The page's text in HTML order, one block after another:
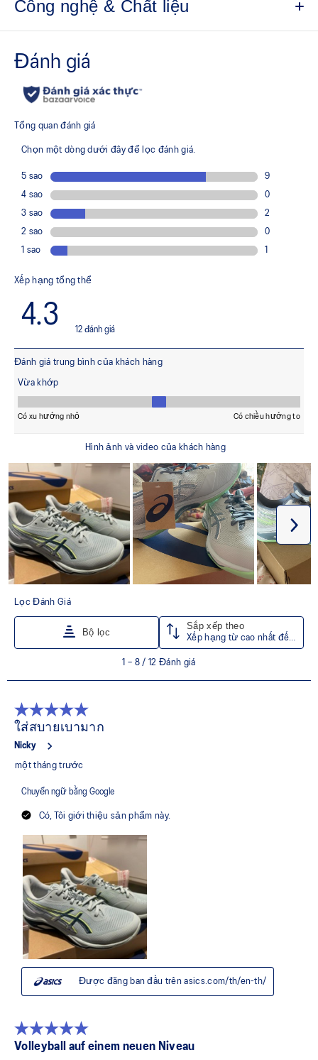
Công nghệ & Chất liệu
fit
Loop lacing system helps create an advanced fit
Lean back heel structure
Designed for quick acceleration and quick cutting motions
FLYTEFOAM™ technology
Combined with a 15mm heel drop to help provide lightweight
quickly
PRECISION SOLE™
The new outsole is designed with a 3D modeling application
balance of flexibility, light weight, and grip.
X GUIDANCE™ technology
Improves flexibility and agility during multi-directional
process that reduces water usage by approximately
33% and carbon emissions by approximately 45%
compared to the conventional dyeing technology